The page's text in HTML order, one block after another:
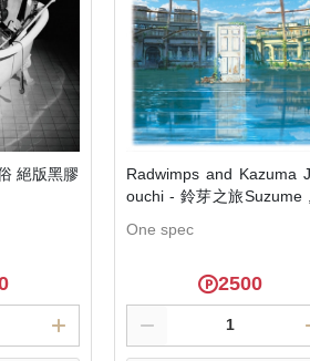
絕版黑膠
Radwimps and Kazuma
ouchi - 鈴芽之旅Suzume ,
One spec
2500